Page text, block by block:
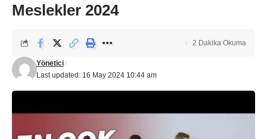
Meslekler 2024
Last updated: 16 May 2024 10:44 am
Yönetici
2 Dakika Okuma